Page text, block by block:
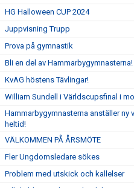
HG Halloween CUP 2024
Juppvisning Trupp
Prova på gymnastik
Bli en del av Hammarbygymnasterna!
KvAG höstens Tävlingar!
William Sundell i Världscupsfinal i
Hammarbygymnasterna anställer ny
heltid!
VÄLKOMMEN PÅ ÅRSMÖTE
Fler Ungdomsledare sökes
Problem med utskick och kallelser